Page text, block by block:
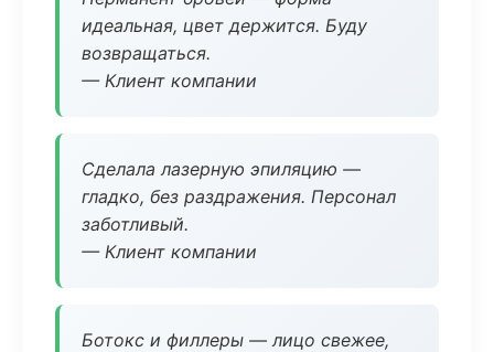
идеальная, цвет держится. Буду
возвращаться.
— Клиент компании
Сделала лазерную эпиляцию —
гладко, без раздражения. Персонал
заботливый.
— Клиент компании
Ботокс и филлеры — лицо свежее,